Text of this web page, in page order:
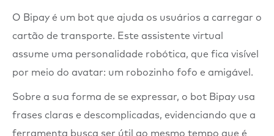
O Bipay é um bot que ajuda os usuários a carregar o
cartão de transporte. Este assistente virtual
assume uma personalidade robótica, que fica visível
por meio do avatar: um robozinho fofo e amigável.
Sobre a sua forma de se expressar, o bot Bipay usa
frases claras e descomplicadas, evidenciando que a
ferramenta busca ser útil ao mesmo tempo que é